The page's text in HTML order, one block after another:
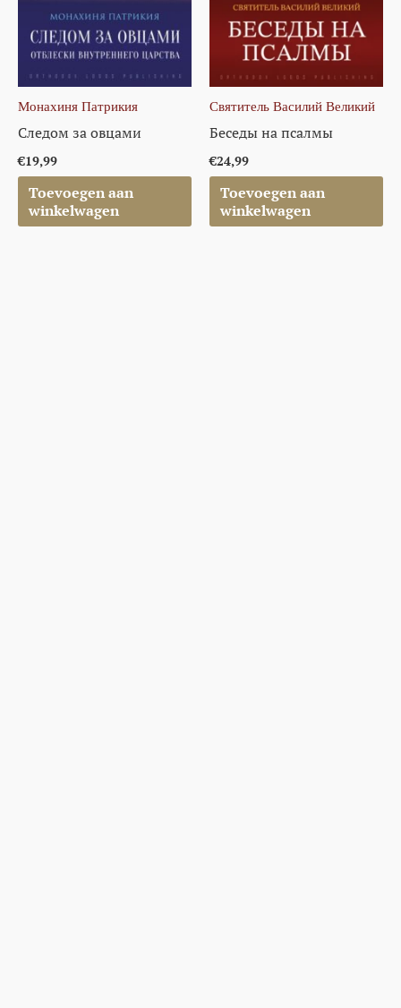
Монахиня Патрикия
Следом за овцами
€19,99
Toevoegen aan
winkelwagen
Святитель Василий Великий
Беседы на псалмы
€24,99
Toevoegen aan
winkelwagen